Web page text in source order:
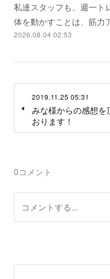
私達スタッフも、週一ト
体を動かすことは、筋
2026.08.04 02:53
2019.11.25 05:31
みな様からの感想を
おります！
0コメント